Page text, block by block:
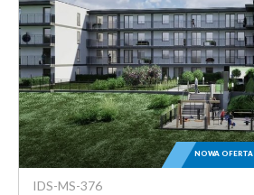
IDS-MS-376
NOWA OFERTA